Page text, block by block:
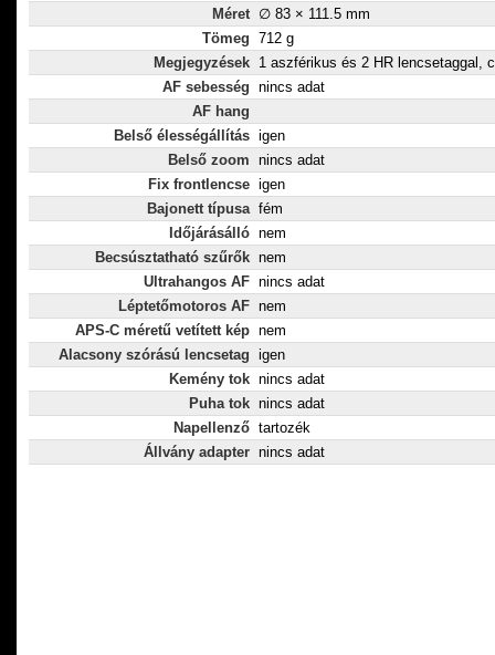
Méret ∅ 83 × 111.5 mm
Tömeg 712 g
Megjegyzések 1 aszférikus és 2 HR lencsetaggal,
AF sebesség nincs adat
AF hang
Belső élességállítás igen
Belső zoom nincs adat
Fix frontlencse igen
Bajonett típusa fém
Időjárásálló nem
Becsúsztatható szűrők nem
Ultrahangos AF nincs adat
Léptetőmotoros AF nem
APS-C méretű vetített kép nem
Alacsony szórású lencsetag igen
Kemény tok nincs adat
Puha tok nincs adat
Napellenző tartozék
Állvány adapter nincs adat